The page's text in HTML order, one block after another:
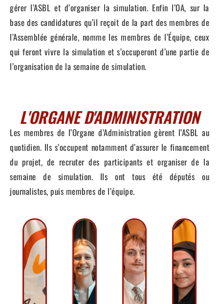
gérer l’ASBL et d’organiser la simulation. Enfin l’OA, sur la
base des candidatures qu’il reçoit de la part des membres de
l’Assemblée générale, nomme les membres de l’Équipe, ceux
qui feront vivre la simulation et s’occuperont d’une partie de
l’organisation de la semaine de simulation.
L'ORGANE D'ADMINISTRATION
Les membres de l’Organe d’Administration gèrent l’ASBL au
quotidien. Ils s’occupent notamment d’assurer le financement
du projet, de recruter des participants et organiser de la
semaine de simulation. Ils ont tous été députés ou
journalistes, puis membres de l’équipe.